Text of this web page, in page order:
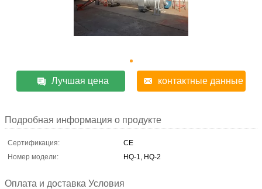
Лучшая цена контактные данные
Подробная информация о продукте
Сертификация:
CE
Номер модели:
HQ-1, HQ-2
Оплата и доставка Условия